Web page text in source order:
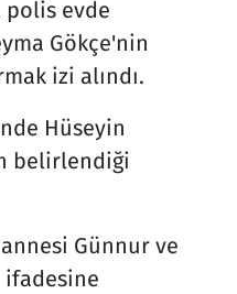
polis evde
Gökçe'nin
izi alındı.
Hüseyin
belirlendiği
Günnur ve
ifadesine